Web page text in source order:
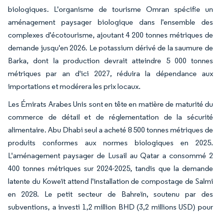
biologiques. L'organisme de tourisme Omran spécifie un
aménagement paysager biologique dans l'ensemble des
complexes d'écotourisme, ajoutant 4 200 tonnes métriques de
demande jusqu'en 2026. Le potassium dérivé de la saumure de
Barka, dont la production devrait atteindre 5 000 tonnes
métriques par an d'ici 2027, réduira la dépendance aux
importations et modérera les prix locaux.
Les Émirats Arabes Unis sont en tête en matière de maturité du
commerce de détail et de réglementation de la sécurité
alimentaire. Abu Dhabi seul a acheté 8 500 tonnes métriques de
produits conformes aux normes biologiques en 2025.
L'aménagement paysager de Lusail au Qatar a consommé 2
400 tonnes métriques sur 2024-2025, tandis que la demande
latente du Koweït attend l'installation de compostage de Salmi
en 2028. Le petit secteur de Bahreïn, soutenu par des
subventions, a investi 1,2 million BHD (3,2 millions USD) pour